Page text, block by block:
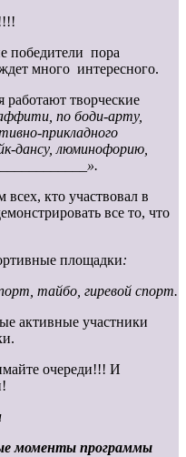
победители пора
много интересного.
работают творческие
по боди-арту,
прикладного
дансу, люминофорию,
кто участвовал в
все то, что
площадки:
тайбо, гиревой спорт.
активные участники
очереди!!! И
моменты программы